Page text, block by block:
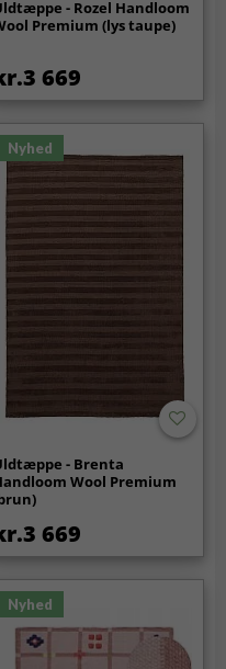
- Rozel Handloom
Premium (lys taupe)
669
Nyhed
- Brenta
Wool Premium
669
Nyhed